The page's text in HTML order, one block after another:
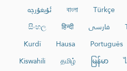
ئۇيغۇرچە
বাংলা Türkçe
සිංහල
हिन्दी فارسی
Kurdî
Hausa Português
Kiswahili
தமிழ் မြန်မာ